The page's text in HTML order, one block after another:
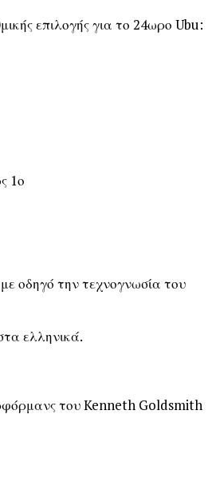
επιλογής για το 24ωρο Ubu:
1ο
οδηγό την τεχνογνωσία του
ελληνικά.
του Kenneth Goldsmith